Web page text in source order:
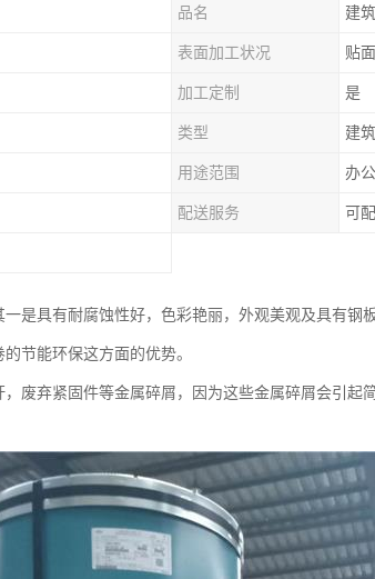
品名 建
表面加工状况 贴
加工定制 是
类型 建
用途范围 办
配送服务 可
是具有耐腐蚀性好，色彩艳丽，外观美观及具有钢
节能环保这方面的优势。
废弃紧固件等金属碎屑，因为这些金属碎屑会引起